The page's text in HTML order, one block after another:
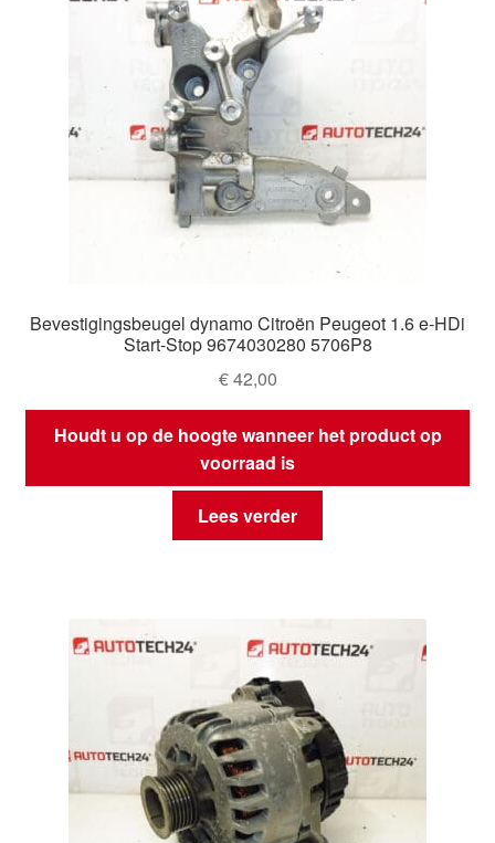
Bevestigingsbeugel dynamo Citroën Peugeot 1.6 e‑HDi
Start‑Stop 9674030280 5706P8
€42,00
Houdt u op de hoogte wanneer het product op
voorraad is
Lees verder